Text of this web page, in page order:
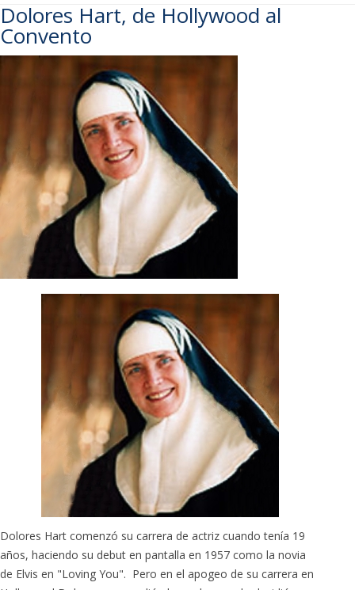
Dolores Hart, de Hollywood al
Convento
Dolores Hart comenzó su carrera de actriz cuando tenía 19
años, haciendo su debut en pantalla en 1957 como la novia
de Elvis en "Loving You". Pero en el apogeo de su carrera en